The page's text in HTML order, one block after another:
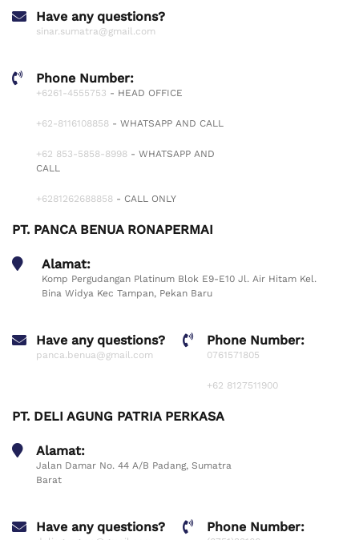
Have any questions?
sinar.sumatra@gmail.com
Phone Number:
+6261-4555753 - HEAD OFFICE
+62-8116108858 - WHATSAPP AND CALL
+62 853-5858-8998 - WHATSAPP AND
CALL
+6281262688858 - CALL ONLY
PT. PANCA BENUA RONAPERMAI
Alamat:
Komp Pergudangan Platinum Blok E9-E10 Jl. Air Hitam Kel.
Bina Widya Kec Tampan, Pekan Baru
Have any questions?
panca.benua@gmail.com
Phone Number:
0761571805
+62 8127511900
PT. DELI AGUNG PATRIA PERKASA
Alamat:
Jalan Damar No. 44 A/B Padang, Sumatra
Barat
Have any questions? Phone Number: